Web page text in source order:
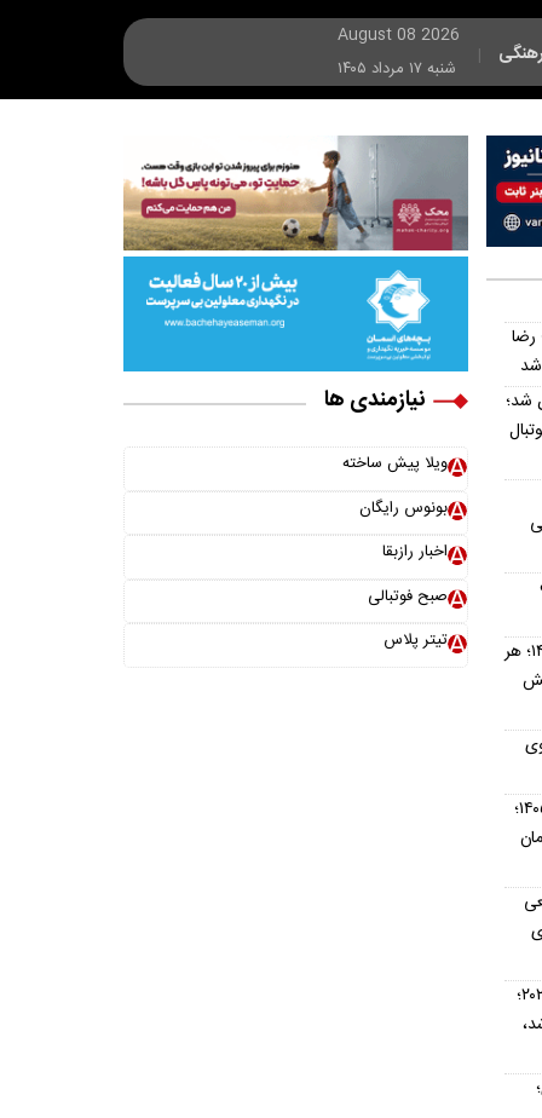
|
August 08 2026
شنبه ۱۷ مرداد ۱۴۰۵
رضا
شد؛
قیمت نقره امروز شنبه ۱۷ مرداد ۱۴۰۵؛ هر
قیمت برنج ایرانی امروز ۱۷ مرداد ۱۴۰۵؛
تومان
افشای پرونده امنیتی جام جهانی ۲۰۲۶؛
نیازمندی ها
ویلا پیش ساخته
بونوس رایگان
اخبار رازبقا
صبح فوتبالی
تیتر پلاس